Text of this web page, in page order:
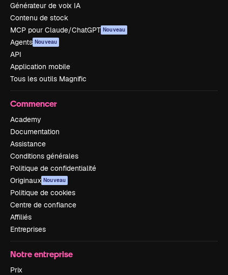
Générateur de voix IA
Contenu de stock
MCP pour Claude/ChatGPT Nouveau
Agents Nouveau
API
Application mobile
Tous les outils Magnific
Commencer
Academy
Documentation
Assistance
Conditions générales
Politique de confidentialité
Originaux Nouveau
Politique de cookies
Centre de confiance
Affiliés
Entreprises
Notre entreprise
Prix